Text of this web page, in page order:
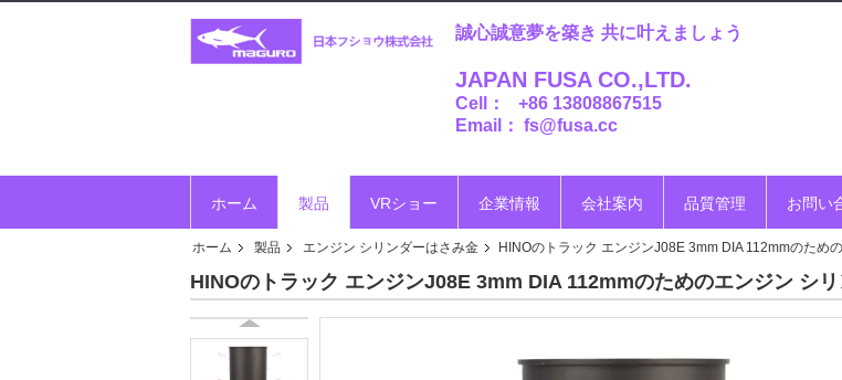
誠心誠意夢を築き 共に叶えましょう
JAPAN FUSA CO.,LTD.
Cell： +86 13808867515
Email： fs@fusa.cc
ホーム 製品 VRショー 企業情報 会社案内 品質管理 お問い
ホーム 製品 エンジン シリンダーはさみ金 HINOのトラック エンジンJ08E 3mm DIA 112mmのため
HINOのトラック エンジンJ08E 3mm DIA 112mmのためのエンジン シ